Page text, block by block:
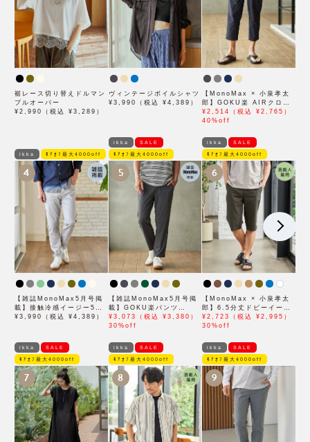
裾レース切り替えドルマン
プルオーバー
¥2,990（税込 ¥3,289）
ヴィンテージボイルシャツ
¥3,990（税込 ¥4,389）
【MonoMax × 小泉孝太
郎】GOKU楽 AIRクロッ
プドパンツ「小泉孝太郎さ
ん着用モデル」
¥2,514（税込 ¥2,765）
40%off
ikka ﾓｱｵﾌ最大4000off
4
【雑誌MonoMax5月号掲
載】接触冷感イージー5ポ
ケット
¥3,990（税込 ¥4,389）
ikka SALE
ﾓｱｵﾌ最大4000off
5
【雑誌MonoMax5月号掲
載】GOKU楽パンツ
EASY STRETCH 冷感ア
ンクル【接触冷感】「小泉
¥3,073（税込 ¥3,380）
30%off
ikka SALE
ﾓｱｵﾌ最大4000off
6
【MonoMax × 小泉孝太
郎】6.5分丈ドビーイージ
ーハーフパンツ「小泉孝太
郎さん着用モデル」
¥2,723（税込 ¥2,995）
30%off
ikka SALE
ﾓｱｵﾌ最大4000off
7
ikka SALE
ﾓｱｵﾌ最大4000off
8
ikka SALE
ﾓｱｵﾌ最大4000off
9